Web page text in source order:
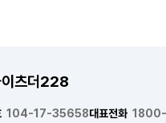
이츠더228
104-17-35658대표전화